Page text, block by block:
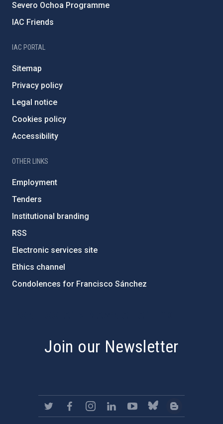
Severo Ochoa Programme
IAC Friends
IAC PORTAL
Sitemap
Privacy policy
Legal notice
Cookies policy
Accessibility
OTHER LINKS
Employment
Tenders
Institutional branding
RSS
Electronic services site
Ethics channel
Condolences for Francisco Sánchez
Join our Newsletter